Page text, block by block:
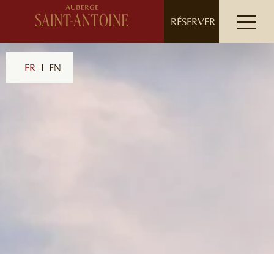
// ensure leading slash
RÉSERVER